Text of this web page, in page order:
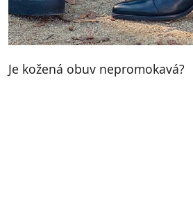
Je kožená obuv nepromokavá?